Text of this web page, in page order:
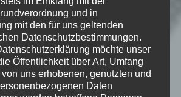
hier und lasse
Bewertung da!
einen Kommentar
E-Mail-Adresse wird nicht
und in
mit den für uns geltenden
Datenschutzbestimmungen.
möchte unser
Öffentlichkeit über Art, Umfang
uns erhobenen, genutzten und
Daten